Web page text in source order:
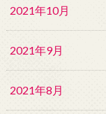
2021年10月
2021年9月
2021年8月